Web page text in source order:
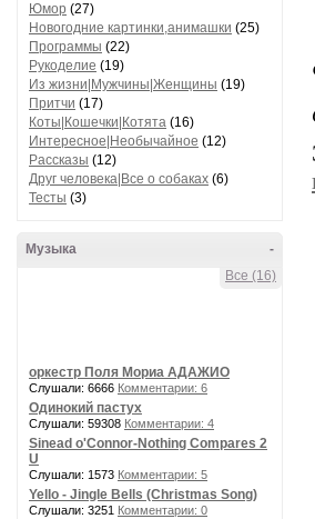
Юмор (27)
Новогодние картинки,анимашки (25)
Программы (22)
Рукоделие (19)
Из жизни|Мужчины|Женщины (19)
Притчи (17)
Коты|Кошечки|Котята (16)
Интересное|Необычайное (12)
Рассказы (12)
Друг человека|Все о собаках (6)
Тесты (3)
-
Музыка
Все (16)
оркестр Поля Мориа АДАЖИО
Слушали: 6666 Комментарии: 6
Одинокий пастух
Слушали: 59308 Комментарии: 4
Sinead o'Connor-Nothing Compares 2
U
Слушали: 1573 Комментарии: 5
Yello - Jingle Bells (Christmas Song)
Слушали: 3251 Комментарии: 0